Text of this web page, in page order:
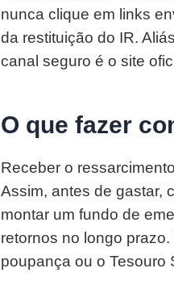
nunca clique em links
da restituição do IR.
canal seguro é o site
O que fazer
Receber o
Assim, antes de gastar,
montar um fundo de
retornos no longo
poupança ou o Tesouro